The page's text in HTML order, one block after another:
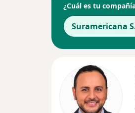
¿Cuál es tu
Suramericana